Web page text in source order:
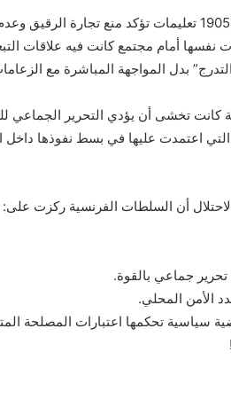
أصدر الحاكم العام لإفريقيا الغربية الفرنسية سنة 1905 تعليمات تؤكد
نفسها أمام مجتمع كانت فيه علاقات
بدل المواجهة المباشرة مع الزعامات
كانت تخشى أن يؤدي التحرير الجماعي
اعتمدت عليها في بسط نفوذها داخل
الاحتلال أن السلطات الفرنسية ركزت على:
جماعي بالقوة.
الأمن المحلي.
تحكمها اعتبارات المصلحة